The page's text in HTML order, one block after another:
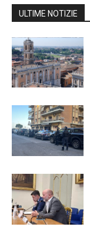
ULTIME NOTIZIE